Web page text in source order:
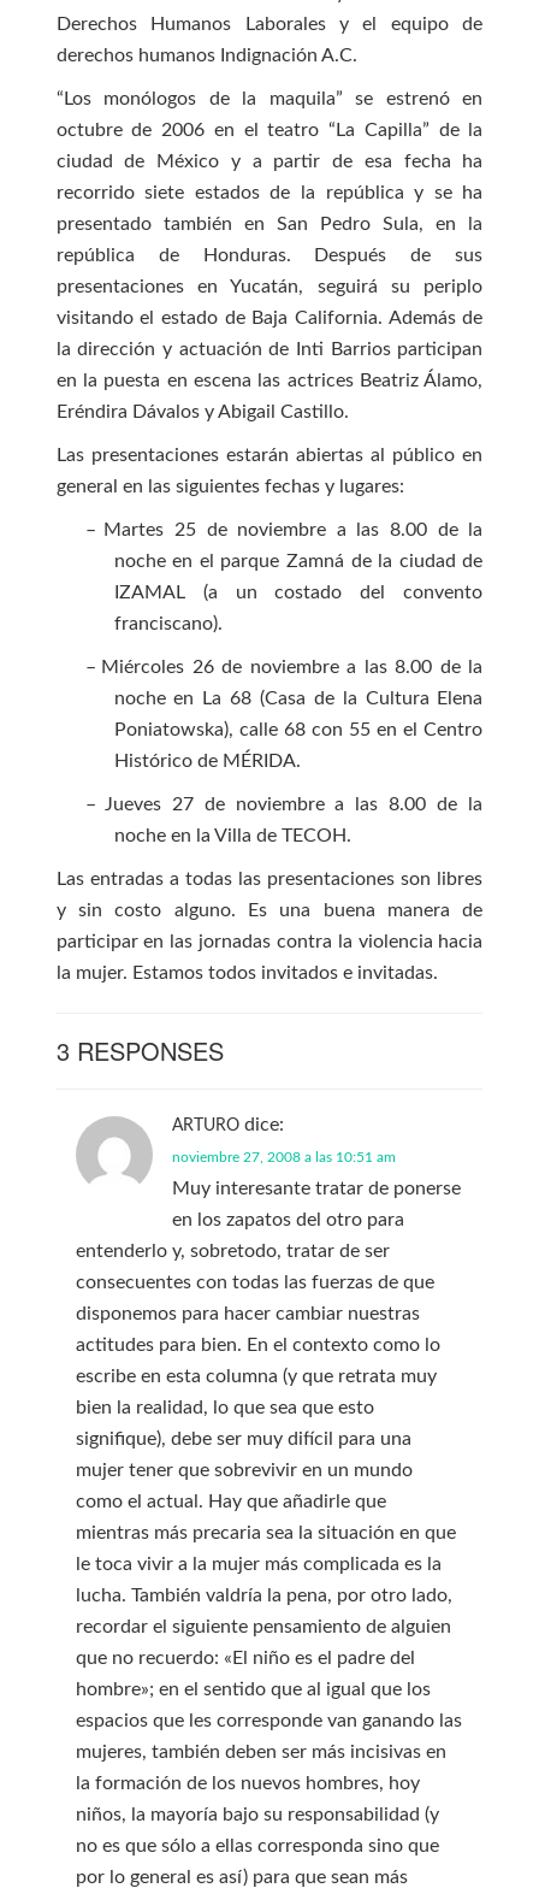
Derechos Humanos Laborales y el equipo de
derechos humanos Indignación A.C.
“Los monólogos de la maquila” se estrenó en
octubre de 2006 en el teatro “La Capilla” de la
ciudad de México y a partir de esa fecha ha
recorrido siete estados de la república y se ha
presentado también en San Pedro Sula, en la
república de Honduras. Después de sus
presentaciones en Yucatán, seguirá su periplo
visitando el estado de Baja California. Además de
la dirección y actuación de Inti Barrios participan
en la puesta en escena las actrices Beatriz Álamo,
Eréndira Dávalos y Abigail Castillo.
Las presentaciones estarán abiertas al público en
general en las siguientes fechas y lugares:
– Martes 25 de noviembre a las 8.00 de la
noche en el parque Zamná de la ciudad de
IZAMAL (a un costado del convento
franciscano).
– Miércoles 26 de noviembre a las 8.00 de la
noche en La 68 (Casa de la Cultura Elena
Poniatowska), calle 68 con 55 en el Centro
Histórico de MÉRIDA.
–
Jueves 27 de noviembre a las 8.00 de la
noche en la Villa de TECOH.
Las entradas a todas las presentaciones son libres
y sin costo alguno. Es una buena manera de
participar en las jornadas contra la violencia hacia
la mujer. Estamos todos invitados e invitadas.
3 RESPONSES
ARTURO dice:
noviembre 27, 2008 a las 10:51 am
Muy interesante tratar de ponerse
en los zapatos del otro para
entenderlo y, sobretodo, tratar de ser
consecuentes con todas las fuerzas de que
disponemos para hacer cambiar nuestras
actitudes para bien. En el contexto como lo
escribe en esta columna (y que retrata muy
bien la realidad, lo que sea que esto
signifique), debe ser muy difícil para una
mujer tener que sobrevivir en un mundo
como el actual. Hay que añadirle que
mientras más precaria sea la situación en que
le toca vivir a la mujer más complicada es la
lucha. También valdría la pena, por otro lado,
recordar el siguiente pensamiento de alguien
que no recuerdo: «El niño es el padre del
hombre»; en el sentido que al igual que los
espacios que les corresponde van ganando las
mujeres, también deben ser más incisivas en
la formación de los nuevos hombres, hoy
niños, la mayoría bajo su responsabilidad (y
no es que sólo a ellas corresponda sino que
por lo general es así) para que sean más